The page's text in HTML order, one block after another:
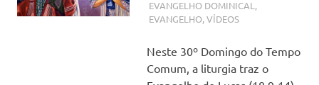
EVANGELHO DOMINICAL,
EVANGELHO,VÍDEOS
Neste 30º Domingo do Tempo
Comum, a liturgia traz o